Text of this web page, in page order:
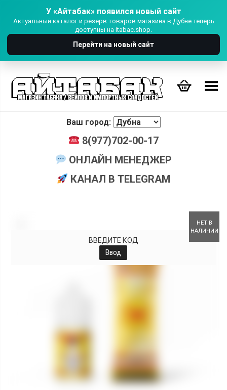
У «Айтабак» появился новый сайт
Актуальный каталог и резерв товаров магазина в Дубне теперь
доступны на itabac.shop.
Перейти на новый сайт
Переключить Меню
Ваш город:
8(977)702-00-17
ОНЛАЙН МЕНЕДЖЕР
КАНАЛ В TELEGRAM
НЕТ В
НАЛИЧИИ
ВВЕДИТЕ КОД
Ввод